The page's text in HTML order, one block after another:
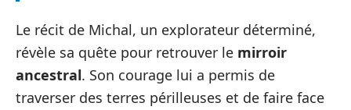
Le récit de Michal, un explorateur déterminé,
révèle sa quête pour retrouver le mirroir
ancestral. Son courage lui a permis de
traverser des terres périlleuses et de faire face